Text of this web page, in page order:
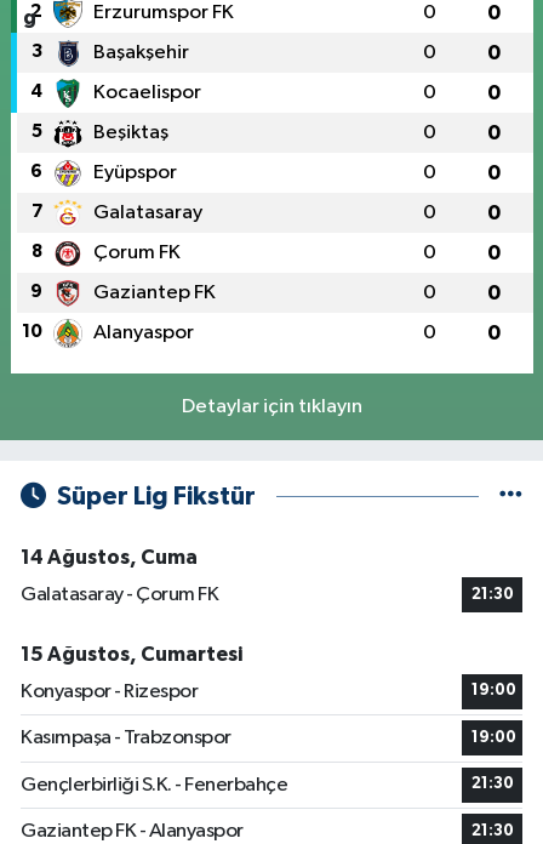
2 Erzurumspor FK 0 0
3 Başakşehir 0 0
4 Kocaelispor 0 0
5 Beşiktaş 0 0
6 Eyüpspor 0 0
7 Galatasaray 0 0
8 Çorum FK 0 0
9 Gaziantep FK 0 0
10 Alanyaspor 0 0
Detaylar için tıklayın
Süper Lig Fikstür
14 Ağustos, Cuma
Galatasaray - Çorum FK
21:30
15 Ağustos, Cumartesi
Konyaspor - Rizespor
19:00
Kasımpaşa - Trabzonspor 19:00
Gençlerbirliği S.K. - Fenerbahçe 21:30
Gaziantep FK - Alanyaspor 21:30